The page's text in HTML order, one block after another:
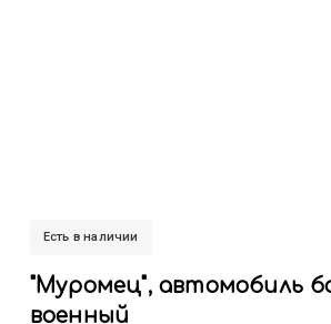
Есть в наличии
"Муромец", автомобиль
военный